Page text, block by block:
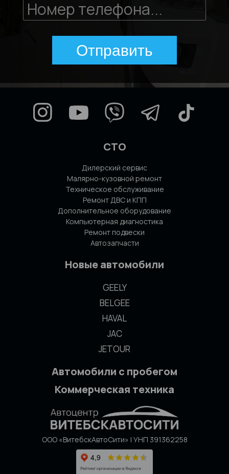
Отправить
СТО
Дилерский сервис
Малярно-кузовной ремонт
Техническое обслуживание
Ремонт ДВС и КПП
Дополнительное оборудование
Компьютерная диагностика
Ремонт подвески
Автозапчасти
Новые автомобили
GEELY
BELGEE
HAVAL
JAC
JETOUR
Автомобили с пробегом
Коммерческая техника
ООО «ВитебскАвтоСити» | УНП 391362258